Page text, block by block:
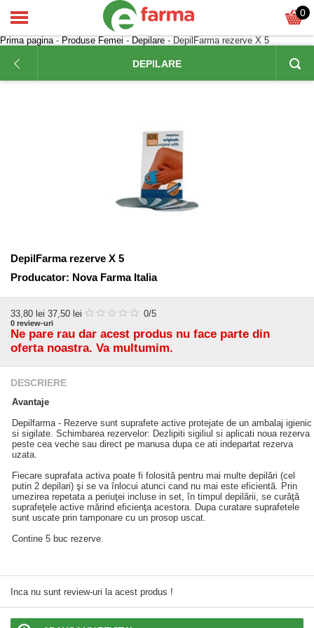
0
Prima pagina- Produse Femei - Depilare - DepilFarma rezerve X 5
DEPILARE
DepilFarma rezerve X 5
Producator: Nova Farma Italia
33,80 lei 37,50 lei 0/5
0 review-uri
Ne pare rau dar acest produs nu face parte din
oferta noastra. Va multumim.
DESCRIERE
Avantaje
Depilfarma - Rezerve sunt suprafete active protejate de un ambalaj igienic
si sigilate. Schimbarea rezervelor: Dezlipiti sigiliul si aplicati noua rezerva
peste cea veche sau direct pe manusa dupa ce ati indepartat rezerva
uzata.
Fiecare suprafata activa poate fi folosită pentru mai multe depilări (cel
putin 2 depilari) şi se va înlocui atunci cand nu mai este eficientă. Prin
umezirea repetata a periuţei incluse in set, în timpul depilării, se curăţă
suprafeţele active mărind eficienţa acestora. Dupa curatare suprafetele
sunt uscate prin tamponare cu un prosop uscat.
Contine 5 buc rezerve.
Inca nu sunt review-uri la acest produs !